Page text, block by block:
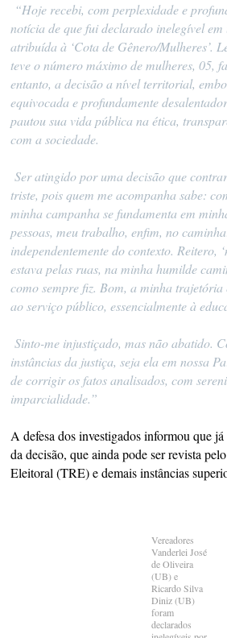
“Hoje recebi, com perplexidade e
notícia de que fui declarado inelegível
atribuída à ‘Cota de Gênero/Mulheres’.
teve o número máximo de mulheres, 05,
entanto, a decisão a nível territorial,
equivocada e profundamente
pautou sua vida pública na ética,
com a sociedade.
Ser atingido por uma decisão que
triste, pois quem me acompanha sabe:
minha campanha se fundamenta em
pessoas, meu trabalho, enfim, no
independentemente do contexto. Reitero,
estava pelas ruas, na minha humilde
como sempre fiz. Bom, a minha trajetória
ao serviço público, essencialmente à
Sinto-me injustiçado, mas não abatido.
instâncias da justiça, seja ela em nossa
de corrigir os fatos analisados, com
imparcialidade.”
A defesa dos investigados informou que
da decisão, que ainda pode ser revista
Eleitoral (TRE) e demais instâncias
Vereadores
Vanderlei José
de Oliveira
(UB) e
Ricardo Silva
Diniz (UB)
foram
declarados